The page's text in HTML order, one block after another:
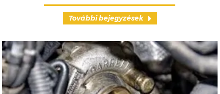
További bejegyzések